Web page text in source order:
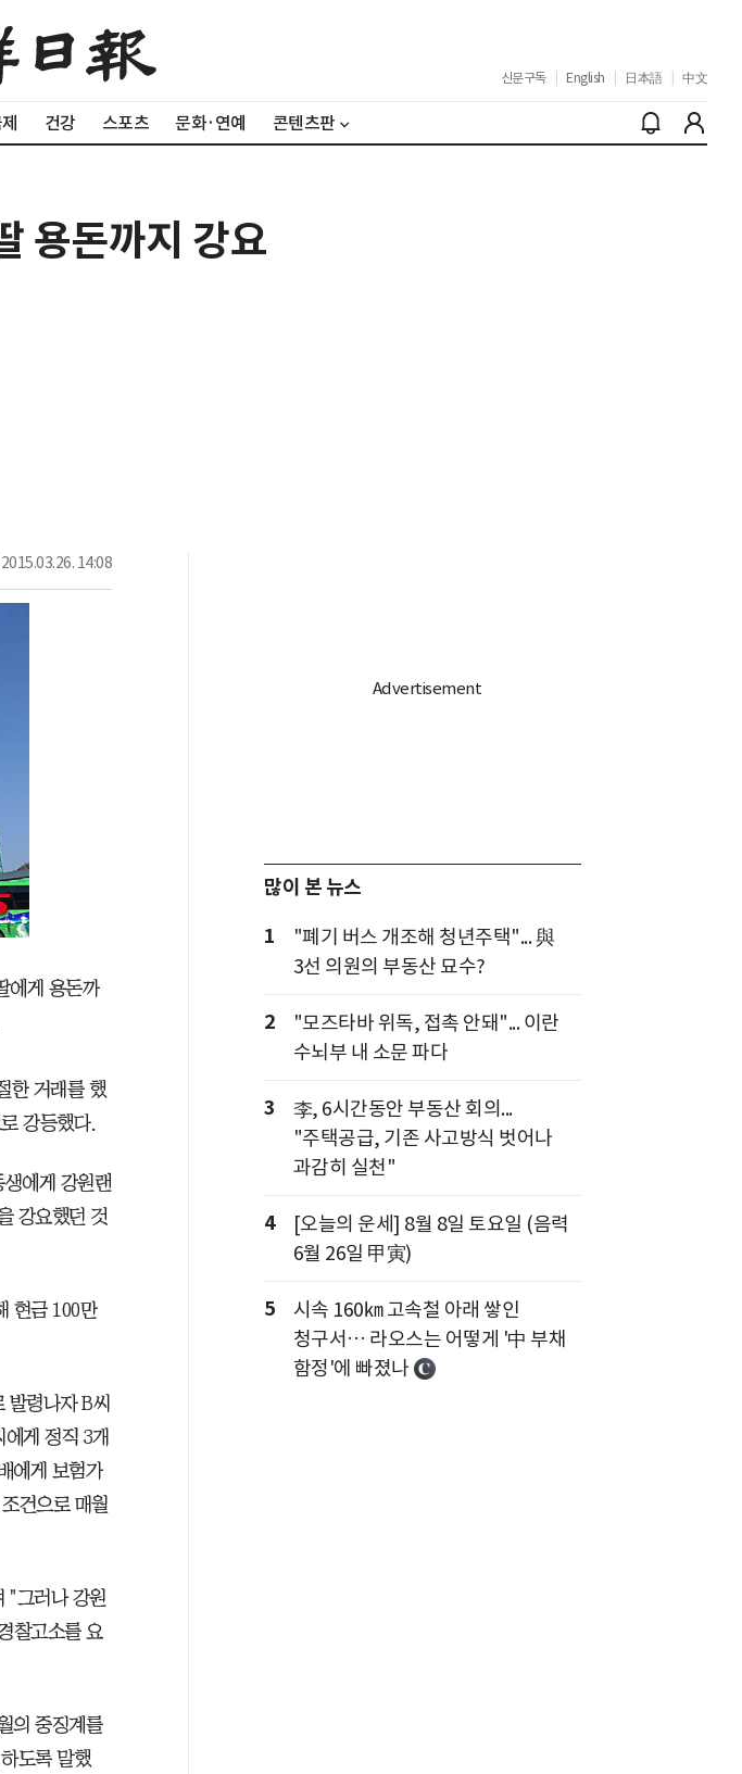
신문구독 English 日本語 中文
건강 스포츠 문화·연예 콘텐츠판
용돈까지 강요
2015.03.26. 14:08
에게 용돈까
한 거래를 했
강등했다.
에게 강원랜
강요했던 것
현금 100만
발령나자 B씨
게 정직 3개
에게 보험가
건으로 매월
"그러나 강원
찰고소를 요
의 중징계를
도록 말했
많이 본 뉴스
1
"폐기 버스 개조해 청년주택"... 與
3선 의원의 부동산 묘수?
2
"모즈타바 위독, 접촉 안돼"... 이란
수뇌부 내 소문 파다
3
李, 6시간동안 부동산 회의...
"주택공급, 기존 사고방식 벗어나
과감히 실천"
4
[오늘의 운세] 8월 8일 토요일 (음력
6월 26일 甲寅)
5
시속 160㎞ 고속철 아래 쌓인
청구서… 라오스는 어떻게 '中 부채
함정'에 빠졌나